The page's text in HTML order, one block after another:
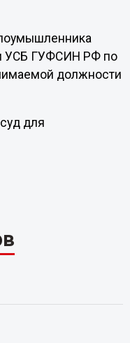
УСБ ГУФСИН РФ по
должности
для